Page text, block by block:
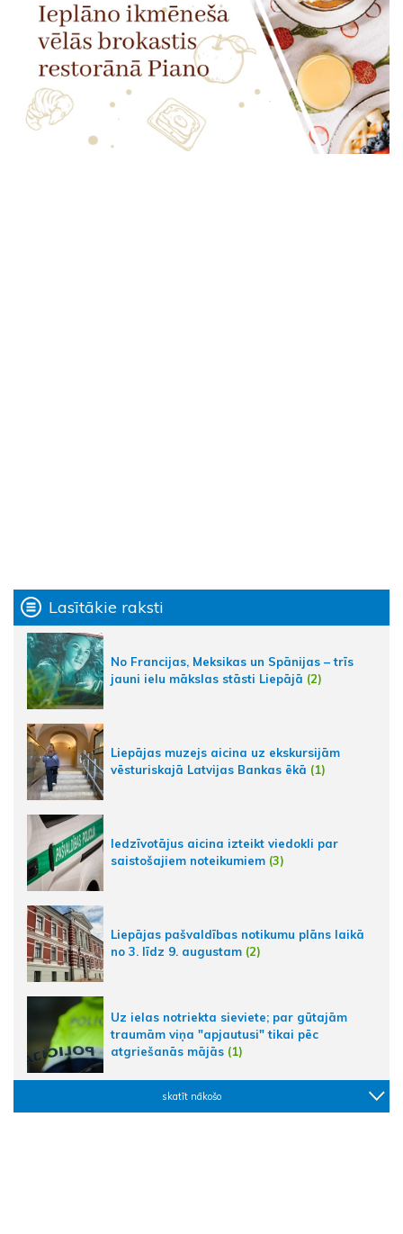
Lasītākie raksti
No Francijas, Meksikas un Spānijas – trīs
jauni ielu mākslas stāsti Liepājā (2)
Liepājas muzejs aicina uz ekskursijām
vēsturiskajā Latvijas Bankas ēkā (1)
Iedzīvotājus aicina izteikt viedokli par
saistošajiem noteikumiem (3)
Liepājas pašvaldības notikumu plāns laikā
no 3. līdz 9. augustam (2)
Uz ielas notriekta sieviete; par gūtajām
traumām viņa "apjautusi" tikai pēc
atgriešanās mājās (1)
skatīt nākošo